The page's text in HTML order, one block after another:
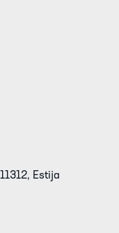
Estija